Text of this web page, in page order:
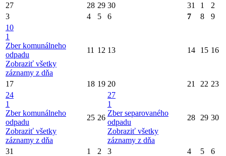
27
28 29 30 31 1
2
3
4 5 6 7 8
9
10
1
Zber komunálneho
odpadu
Zobraziť všetky
záznamy z dňa
11 12 13 14 15 16
17 18 19 20 21 22 23
24
1
Zber komunálneho
odpadu
Zobraziť všetky
záznamy z dňa
25 26
27
1
Zber separovaného
odpadu
Zobraziť všetky
záznamy z dňa
28 29 30
31 1 2 3 4 5 6